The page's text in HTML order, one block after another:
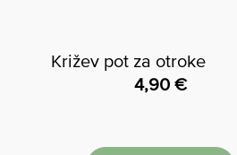
Križev pot za otroke
4,90€